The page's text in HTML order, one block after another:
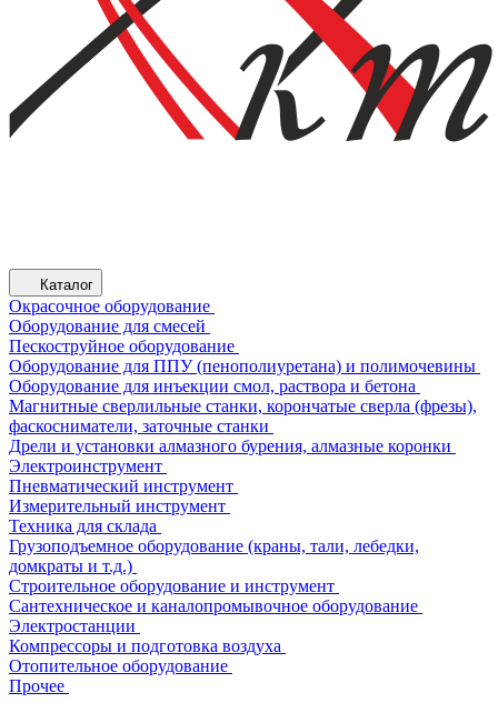
Каталог
Окрасочное оборудование
Оборудование для смесей
Пескоструйное оборудование
Оборудование для ППУ (пенополиуретана) и полимочевины
Оборудование для инъекции смол, раствора и бетона
Магнитные сверлильные станки, корончатые сверла (фрезы),
фаскосниматели, заточные станки
Дрели и установки алмазного бурения, алмазные коронки
Электроинструмент
Пневматический инструмент
Измерительный инструмент
Техника для склада
Грузоподъемное оборудование (краны, тали, лебедки,
домкраты и т.д.)
Строительное оборудование и инструмент
Сантехническое и каналопромывочное оборудование
Электростанции
Компрессоры и подготовка воздуха
Отопительное оборудование
Прочее